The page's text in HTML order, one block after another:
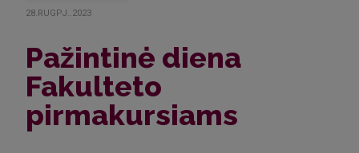
28.RUGPJ..2023
Pažintinė diena
Fakulteto
pirmakursiams